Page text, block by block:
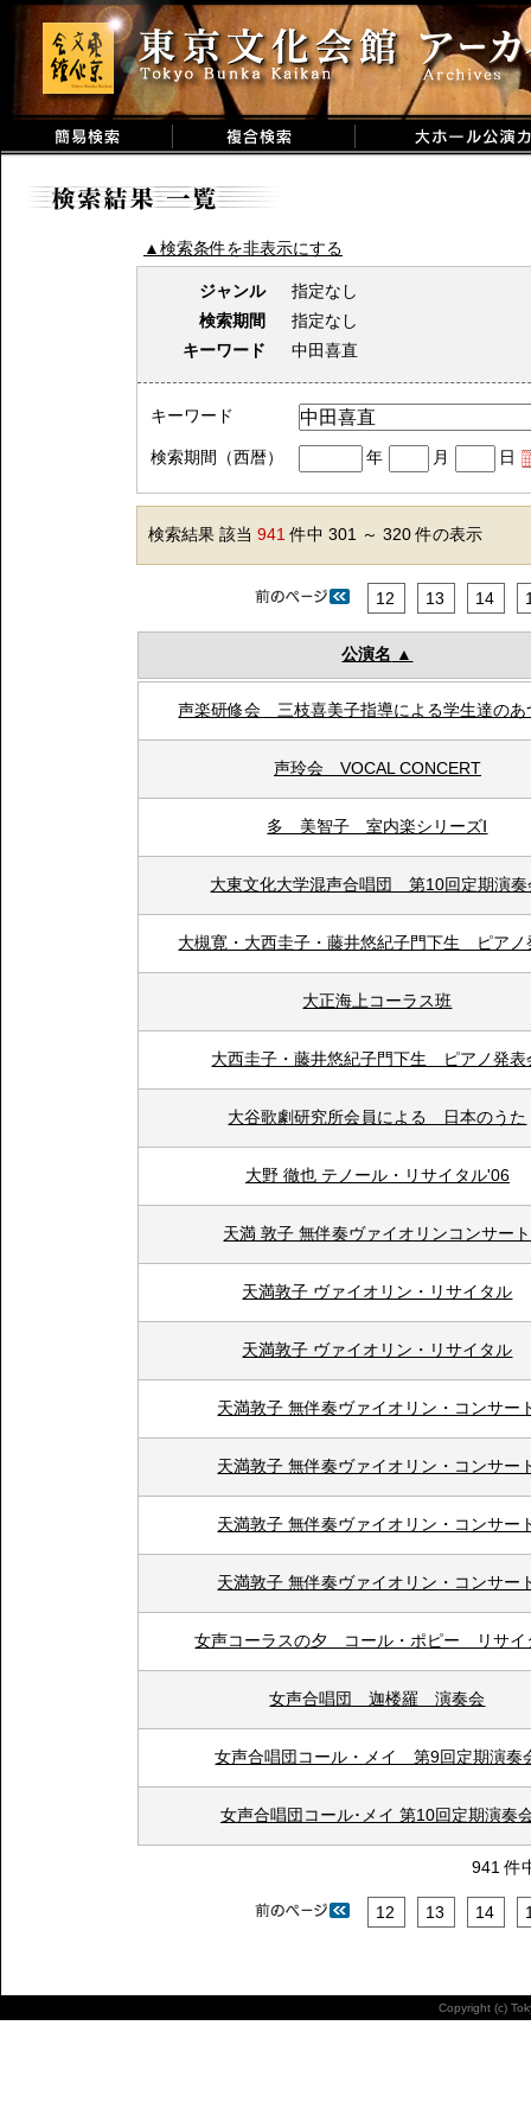
▲検索条件を非表示にする
ジャンル
指定なし
検索期間
指定なし
キーワード
中田喜直
キーワード
検索期間（西暦） 年 月 日
検索結果 該当941 件中 301 ～ 320 件の表示
12 13 14
公演名
声楽研修会 三枝喜美子指導による学生達のあ
声玲会 VOCAL CONCERT
多 美智子 室内楽シリーズⅠ
大東文化大学混声合唱団 第10回定期演奏
大槻寛・大西圭子・藤井悠紀子門下生 ピアノ
大正海上コーラス班
大西圭子・藤井悠紀子門下生 ピアノ発表
大谷歌劇研究所会員による 日本のうた
大野 徹也 テノール・リサイタル'06
天満 敦子 無伴奏ヴァイオリンコンサート
天満敦子 ヴァイオリン・リサイタル
天満敦子 ヴァイオリン・リサイタル
天満敦子 無伴奏ヴァイオリン・コンサー
天満敦子 無伴奏ヴァイオリン・コンサー
天満敦子 無伴奏ヴァイオリン・コンサー
天満敦子 無伴奏ヴァイオリン・コンサー
女声コーラスの夕 コール・ポピー リサイ
女声合唱団 迦楼羅 演奏会
女声合唱団コール・メイ 第9回定期演奏
女声合唱団コール･メイ 第10回定期演奏
941 件
12 13 14
Copyright (c)